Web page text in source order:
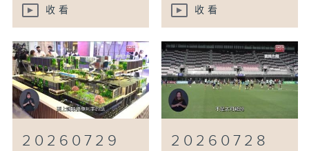
收看 收看
20260729 20260728